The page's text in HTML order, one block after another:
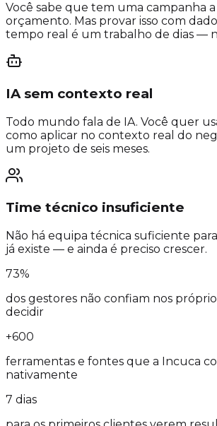
Você sabe que tem uma campanha
orçamento. Mas provar isso com
tempo real é um trabalho de dias —
IA sem contexto real
Todo mundo fala de IA. Você quer
como aplicar no contexto real do
um projeto de seis meses.
Time técnico insuficiente
Não há equipa técnica suficiente
já existe — e ainda é preciso crescer.
73%
dos gestores não confiam nos
decidir
+600
ferramentas e fontes que a Incuca
nativamente
7 dias